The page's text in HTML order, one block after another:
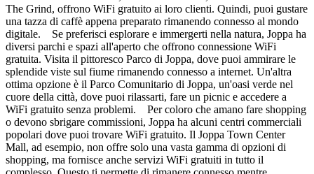
The Grind, offrono WiFi gratuito ai loro clienti. Quindi, puoi gustare
una tazza di caffè appena preparato rimanendo connesso al mondo
digitale. Se preferisci esplorare e immergerti nella natura, Joppa ha
diversi parchi e spazi all'aperto che offrono connessione WiFi
gratuita. Visita il pittoresco Parco di Joppa, dove puoi ammirare le
splendide viste sul fiume rimanendo connesso a internet. Un'altra
ottima opzione è il Parco Comunitario di Joppa, un'oasi verde nel
cuore della città, dove puoi rilassarti, fare un picnic e accedere a
WiFi gratuito senza problemi. Per coloro che amano fare shopping
o devono sbrigare commissioni, Joppa ha alcuni centri commerciali
popolari dove puoi trovare WiFi gratuito. Il Joppa Town Center
Mall, ad esempio, non offre solo una vasta gamma di opzioni di
shopping, ma fornisce anche servizi WiFi gratuiti in tutto il